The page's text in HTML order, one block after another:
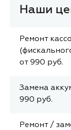
Наши
Ремонт
от 990 руб.
Замена
990 руб.
Ремонт /